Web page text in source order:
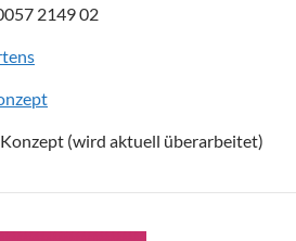
2149 02
Konzept (wird aktuell überarbeitet)